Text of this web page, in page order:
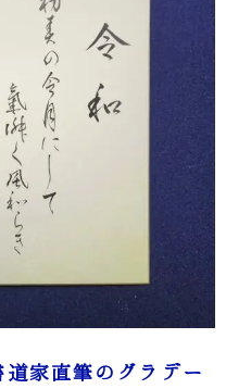
道家直筆のグラデー